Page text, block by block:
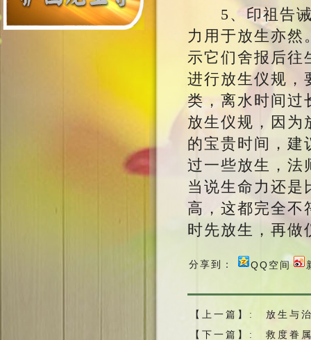
5、印祖告诫
力用于放生亦然
示它们舍报后往
进行放生仪规，
类，离水时间过
放生仪规，因为
的宝贵时间，建
过一些放生，法
当说生命力还是
高，这都完全不
时先放生，再做
6、我们放了
亡众生，对于放
依、给它们埋
分享到： QQ空间
【上一篇】:
放生与
【下一篇】:
救度眷